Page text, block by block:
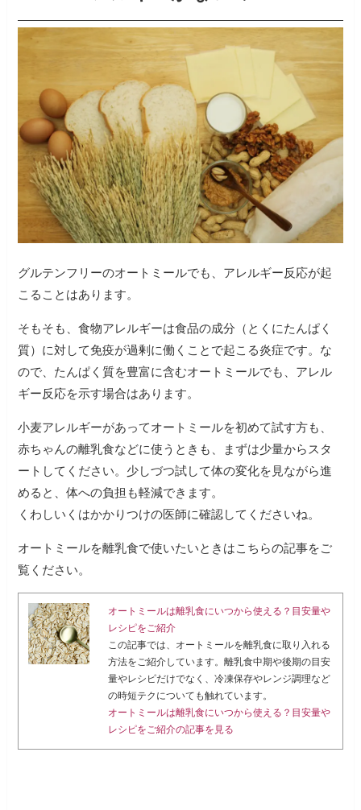
グルテンフリーのオートミールでも、アレルギー反応が起
こることはあります。
そもそも、食物アレルギーは食品の成分（とくにたんぱく
質）に対して免疫が過剰に働くことで起こる炎症です。な
ので、たんぱく質を豊富に含むオートミールでも、アレル
ギー反応を示す場合はあります。
小麦アレルギーがあってオートミールを初めて試す方も、
赤ちゃんの離乳食などに使うときも、まずは少量からスタ
ートしてください。少しづつ試して体の変化を見ながら進
めると、体への負担も軽減できます。
くわしいくはかかりつけの医師に確認してくださいね。
オートミールを離乳食で使いたいときはこちらの記事をご
覧ください。
オートミールは離乳食にいつから使える？目安量や
レシピをご紹介
この記事では、オートミールを離乳食に取り入れる
方法をご紹介しています。離乳食中期や後期の目安
量やレシピだけでなく、冷凍保存やレンジ調理など
の時短テクについても触れています。
オートミールは離乳食にいつから使える？目安量や
レシピをご紹介の記事を見る